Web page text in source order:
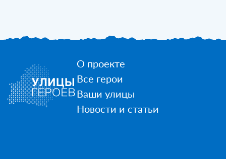
О проекте
Все герои
Ваши улицы
Новости и статьи